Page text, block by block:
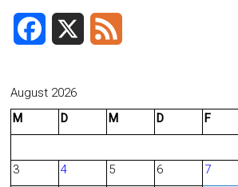
c
b
August 2026
M
D M D F
3
4 5 6 7